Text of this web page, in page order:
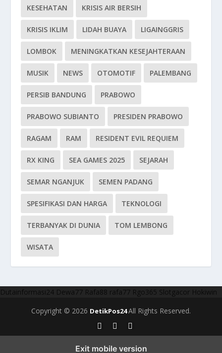
KESEHATAN KRISIS AIR BERSIH
KRISIS IKLIM LIDAH BUAYA LIGAINGGRIS
LOMBOK MENINGKATKAN KESEJAHTERAAN
MUSIK NEWS OTOMOTIF PALEMBANG
PERSIB BANDUNG PRABOWO
PRABOWO SUBIANTO PRESIDEN PRABOWO
RAGAM RAM RESIDENT EVIL REQUIEM
RX KING SEA GAMES 2025 SEJARAH
SEMAR NGANJUK SEMEN PADANG
SPESIFIKASI DAN HARGA TEKNOLOGI
TERBANYAK DI DUNIA TOM LEMBONG
WISATA
Dutainformasi24 Dewa77 Rafa88 rafa77 Rgo365 Slotgacor Hokiwin
Copyright © 2026 DetikPos24All Rights Reserved.
Exit mobile version